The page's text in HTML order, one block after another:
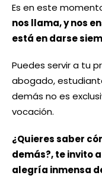
Es en este
nos llama, y nos
está en darse
Puedes servir a tu
abogado,
demás no es
vocación.
¿Quieres saber
demás?, te invito
alegría inmensa